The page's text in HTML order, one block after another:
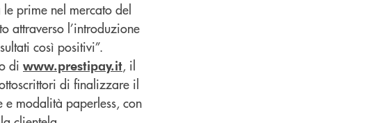
le prime nel mercato del
attraverso l’introduzione
così positivi”.
di www.prestipay.it, il
di finalizzare il
modalità paperless, con